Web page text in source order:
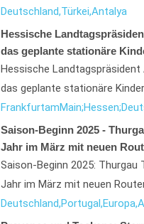
Deutschland,Türkei,Antalya
Hessische
das geplante stationäre
Hessische
das geplante stationäre
FrankfurtamMain;Hessen;
Saison-Beginn 2025 -
Jahr im März mit neuen
Saison-Beginn 2025:
Jahr im März mit neuen
Deutschland,Portugal,Europa,